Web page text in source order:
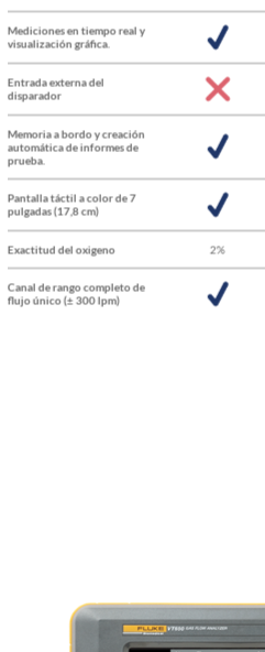
Mediciones en tiempo real y
visualización gráfica.
Entrada externa del
disparador
Memoria a bordo y creación
automática de informes de
prueba.
Pantalla táctil a color de 7
pulgadas (17,8 cm)
Exactitud del oxigeno 2%
Canal de rango completo de
flujo único (± 300 lpm)